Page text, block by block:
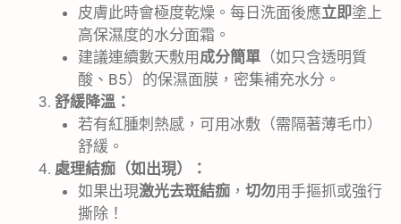
皮膚此時會極度乾燥。每日洗面後應立即塗上
高保濕度的水分面霜。
建議連續數天敷用成分簡單（如只含透明質
酸、B5）的保濕面膜，密集補充水分。
舒緩降溫：
若有紅腫刺熱感，可用冰敷（需隔著薄毛巾）
舒緩。
處理結痂（如出現）：
如果出現激光去斑結痂， 切勿用手摳抓或強行
撕除！